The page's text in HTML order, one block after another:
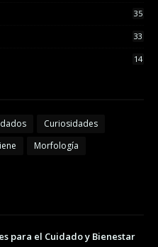
35
33
14
Curiosidades
Morfología
para el Cuidado y Bienestar